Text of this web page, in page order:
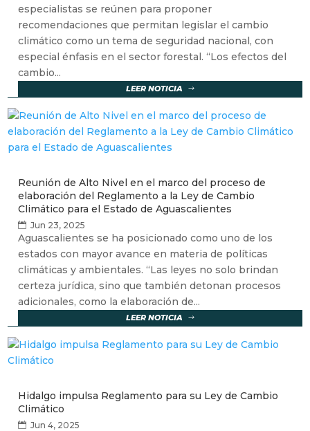
especialistas se reúnen para proponer
recomendaciones que permitan legislar el cambio
climático como un tema de seguridad nacional, con
especial énfasis en el sector forestal. “Los efectos del
cambio...
LEER NOTICIA
Reunión de Alto Nivel en el marco del proceso de
elaboración del Reglamento a la Ley de Cambio
Climático para el Estado de Aguascalientes
Jun 23, 2025
Aguascalientes se ha posicionado como uno de los
estados con mayor avance en materia de políticas
climáticas y ambientales. “Las leyes no solo brindan
certeza jurídica, sino que también detonan procesos
adicionales, como la elaboración de...
LEER NOTICIA
Hidalgo impulsa Reglamento para su Ley de Cambio
Climático
Jun 4, 2025